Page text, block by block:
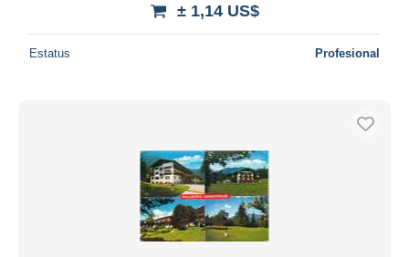
± 1,14 US$
Estatus Profesional